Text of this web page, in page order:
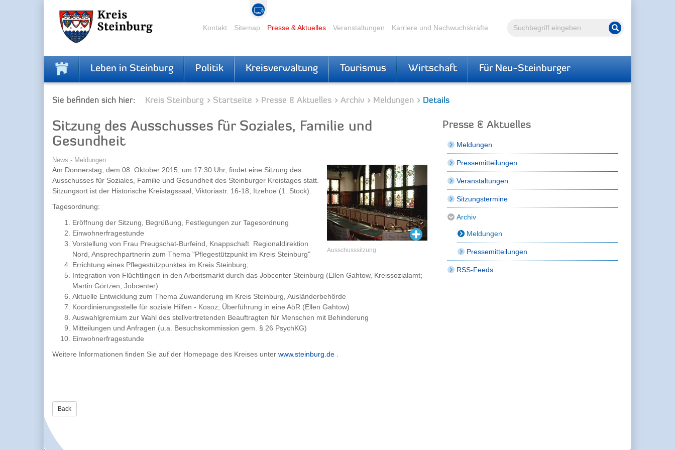
Volltextsuche Suche starten
Kontakt Sitemap Presse & Aktuelles Veranstaltungen Karriere und Nachwuchskräfte
Leben in Steinburg Politik Kreisverwaltung Tourismus Wirtschaft Für Neu-Steinburger
Sie befinden sich hier: Kreis Steinburg Startseite Presse & Aktuelles Archiv Meldungen Details
Sitzung des Ausschusses für Soziales, Familie und
Gesundheit
News - Meldungen
Ausschusssitzung
Am Donnerstag, dem 08. Oktober 2015, um 17.30 Uhr, findet eine Sitzung des
Ausschusses für Soziales, Familie und Gesundheit des Steinburger Kreistages statt.
Sitzungsort ist der Historische Kreistagssaal, Viktoriastr. 16-18, Itzehoe (1. Stock).
Tagesordnung:
Eröffnung der Sitzung, Begrüßung, Festlegungen zur Tagesordnung
Einwohnerfragestunde
Vorstellung von Frau Preugschat-Burfeind, Knappschaft Regionaldirektion
Nord, Ansprechpartnerin zum Thema "Pflegestützpunkt im Kreis Steinburg"
Errichtung eines Pflegestützpunktes im Kreis Steinburg;
Integration von Flüchtlingen in den Arbeitsmarkt durch das Jobcenter Steinburg (Ellen Gahtow, Kreissozialamt;
Martin Görtzen, Jobcenter)
Aktuelle Entwicklung zum Thema Zuwanderung im Kreis Steinburg, Ausländerbehörde
Koordinierungsstelle für soziale Hilfen - Kosoz; Überführung in eine AöR (Ellen Gahtow)
Auswahlgremium zur Wahl des stellvertretenden Beauftragten für Menschen mit Behinderung
Mitteilungen und Anfragen (u.a. Besuchskommission gem. § 26 PsychKG)
Einwohnerfragestunde
Weitere Informationen finden Sie auf der Homepage des Kreises unter www.steinburg.de
Back
Presse & Aktuelles
Meldungen
Pressemitteilungen
Veranstaltungen
Sitzungstermine
Archiv
Meldungen
Pressemitteilungen
RSS-Feeds